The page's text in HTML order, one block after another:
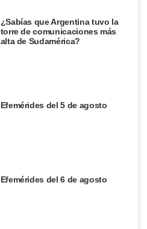
¿Sabías que Argentina tuvo la
torre de comunicaciones más
alta de Sudamérica?
Efemérides del 5 de agosto
Efemérides del 6 de agosto